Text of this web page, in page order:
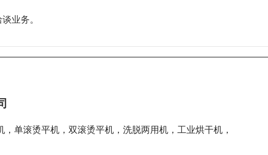
业务。
单滚烫平机，双滚烫平机，洗脱两用机，工业烘干机，